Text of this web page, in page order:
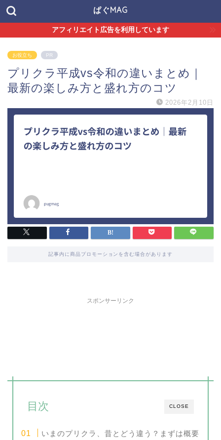
ぱぐMAG
アフィリエイト広告を利用しています
お役立ち PR
プリクラ平成vs令和の違いまとめ｜
最新の楽しみ方と盛れ方のコツ
2026年2月10日
記事内に商品プロモーションを含む場合があります
スポンサーリンク
CLOSE
目次
いまのプリクラ、昔とどう違う？まずは概要